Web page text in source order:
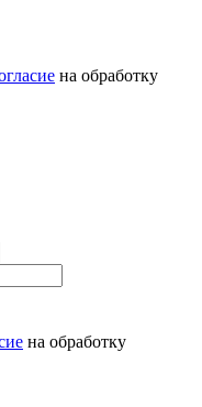
на обработку
на обработку